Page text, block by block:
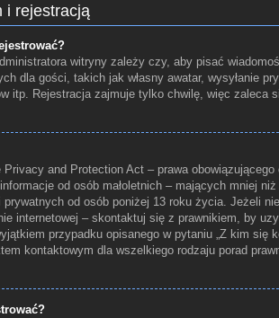
i rejestracją
witryny zależy czy, aby pisać
dla gości, takich jak własny awatar, wysyłanie
itp. Rejestracja zajmuje tylko chwilę, więc zaleca
and Protection Act – prawa
od osób małoletnich – mających mniej
prywatnych od osób poniżej 13 roku życia. Jeżeli
internetowej – skontaktuj się z prawnikiem, by
przypadku opisanego w pytaniu „Z kim
kontaktowym dla wszelkiego rodzaju porad